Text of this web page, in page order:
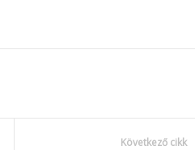
Következő cikk